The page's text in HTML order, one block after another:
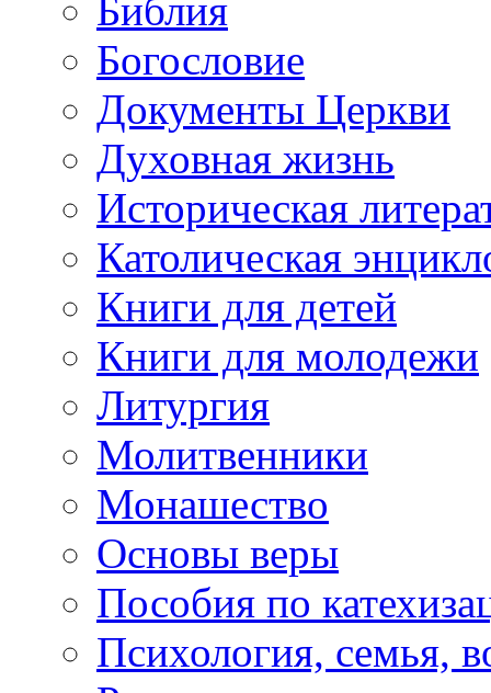
Библия
Богословие
Документы Церкви
Духовная жизнь
Историческая
Католическая
Книги для детей
Книги для молодежи
Литургия
Молитвенники
Монашество
Основы веры
Пособия по
Психология, семья,